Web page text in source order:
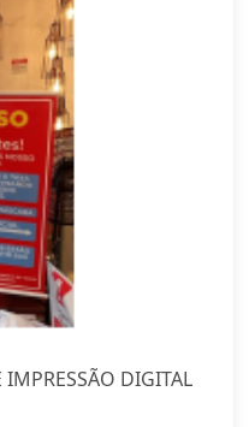
DIGITAL